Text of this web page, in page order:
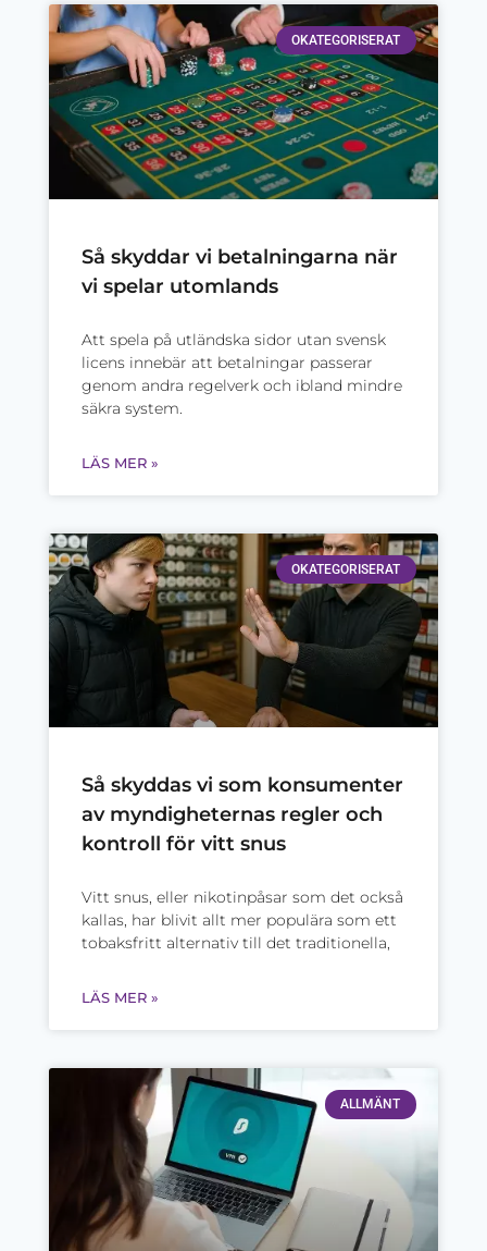
OKATEGORISERAT
Så skyddar vi betalningarna när
vi spelar utomlands
Att spela på utländska sidor utan svensk
licens innebär att betalningar passerar
genom andra regelverk och ibland mindre
säkra system.
LÄS MER »
OKATEGORISERAT
Så skyddas vi som konsumenter
av myndigheternas regler och
kontroll för vitt snus
Vitt snus, eller nikotinpåsar som det också
kallas, har blivit allt mer populära som ett
tobaksfritt alternativ till det traditionella,
LÄS MER »
ALLMÄNT